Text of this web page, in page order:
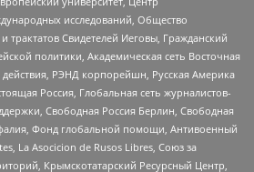
исследований, Общество
Свидетелей Иеговы, Гражданский
политики, Академическая сеть Восточная
действия, РЭНД корпорейшн, Русская Америка
Россия, Глобальная сеть журналистов-
Свободная Россия Берлин, Свободная
Фонд глобальной помощи, Антивоенный
La Asocicion de Rusos Libres, Союз за
Крымскотатарский Ресурсный Центр,